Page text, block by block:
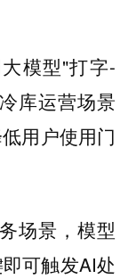
模型"打字-
库运营场景
用户使用门
场景，模型
可触发AI处